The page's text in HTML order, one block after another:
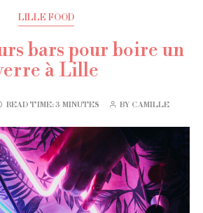
LILLE FOOD
bars pour boire un
à Lille
READ TIME:3 MINUTES BY CAMILLE